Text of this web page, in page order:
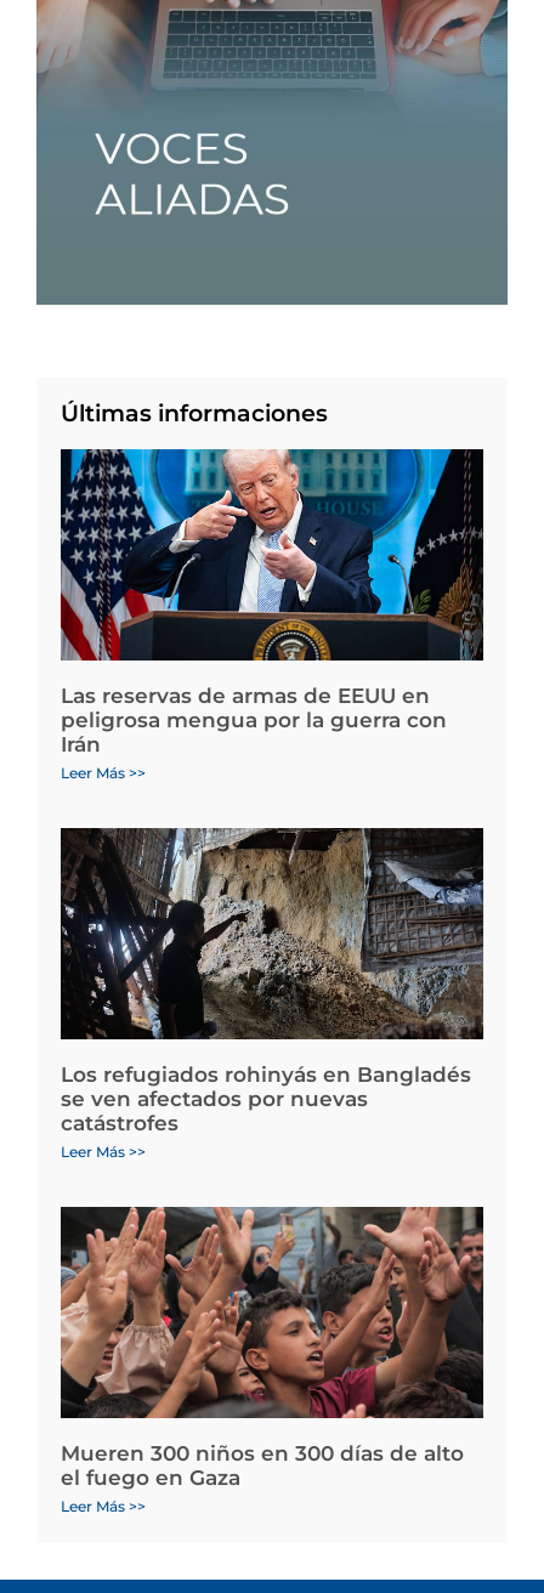
Últimas informaciones
Las reservas de armas de EEUU en
peligrosa mengua por la guerra con
Irán
Leer Más >>
Los refugiados rohinyás en Bangladés
se ven afectados por nuevas
catástrofes
Leer Más >>
Mueren 300 niños en 300 días de alto
el fuego en Gaza
Leer Más >>